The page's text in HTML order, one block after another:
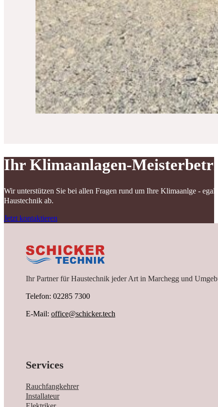
Ihr Klimaanlagen-
Wir unterstützen Sie bei allen Fragen rund um Ihre Klimaanlge -
Haustechnik ab.
Jetzt kontaktieren
Ihr Partner für Haustechnik jeder Art in Marchegg und
Telefon: 02285 7300
E-Mail: office@schicker.tech
Services
Rauchfangkehrer
Installateur